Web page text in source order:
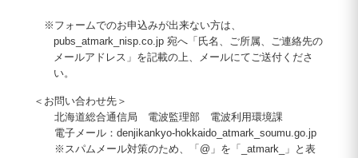
※フォームでのお申込みが出来ない方は、
pubs_atmark_nisp.co.jp 宛へ「氏名、ご所属、ご連絡先の
メールアドレス」を記載の上、メールにてご送付くださ
い。
＜お問い合わせ先＞
北海道総合通信局 電波監理部 電波利用環境課
電子メール：denjikankyo-hokkaido_atmark_soumu.go.jp
※スパムメール対策のため、「@」を「_atmark_」と表